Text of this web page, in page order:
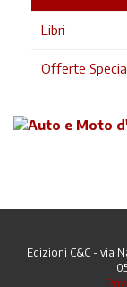
Libri
Offerte
Edizioni C&C - via